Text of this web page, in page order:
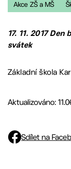
Akce ZŠ a MŠ
17. 11. 2017
svátek
Základní škola
Aktualizováno:
Sdílet na